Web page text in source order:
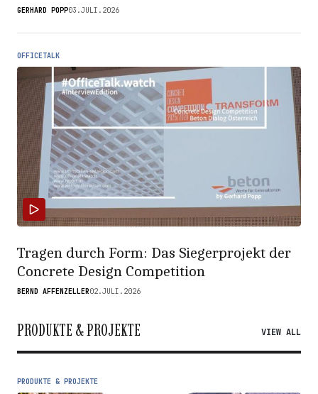
GERHARD POPP03.JULI.2026
OFFICETALK
Tragen durch Form: Das Siegerprojekt der
Concrete Design Competition
BERND AFFENZELLER02.JULI.2026
PRODUKTE & PROJEKTE VIEW ALL
PRODUKTE & PROJEKTE